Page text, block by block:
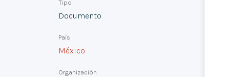
Tipo
Documento
País
México
Organización